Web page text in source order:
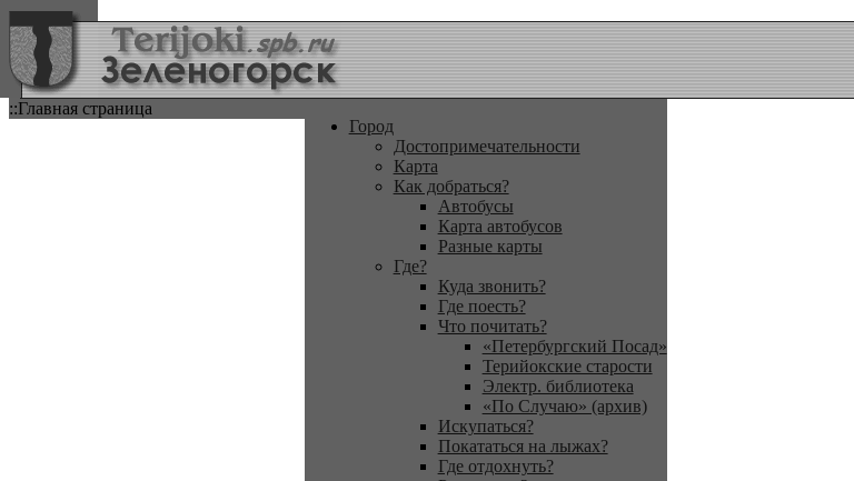
::Главная страница
Город
Достопримечательности
Карта
Как добраться?
Автобусы
Карта автобусов
Разные карты
Где?
Куда звонить?
Где поесть?
Что почитать?
«Петербургский Посад»
Терийокские старости
Электр. библиотека
«По Случаю» (архив)
Искупаться?
Покататься на лыжах?
Где отдохнуть?